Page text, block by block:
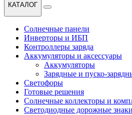
КАТАЛОГ
Солнечные панели
Инверторы и ИБП
Контроллеры заряда
Аккумуляторы и аксессуары
Аккумуляторы
Зарядные и пуско-
Светофоры
Готовые решения
Солнечные коллекторы и
Светодиодные дорожные знаки